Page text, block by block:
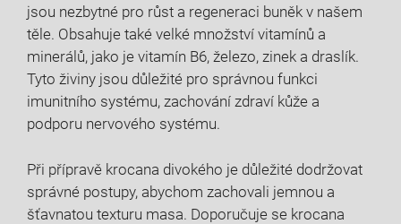
jsou nezbytné pro růst a regeneraci buněk v našem
těle. Obsahuje také velké množství vitamínů a
minerálů, jako je vitamín B6, železo, zinek a draslík.
Tyto živiny jsou důležité pro správnou funkci
imunitního systému, zachování zdraví kůže a
podporu nervového systému.
Při přípravě krocana divokého je důležité dodržovat
správné postupy, abychom zachovali jemnou a
šťavnatou texturu masa. Doporučuje se krocana